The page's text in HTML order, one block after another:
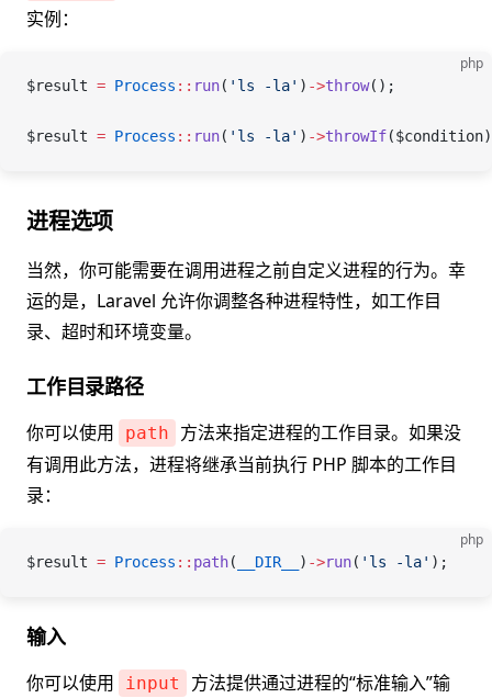
实例：
php
$result = Process :: run( 'ls -la' ) ->throw();
$result = Process :: run( 'ls -la' ) ->throwIf($condition
进程选项
当然，你可能需要在调用进程之前自定义进程的行为。幸
运的是，Laravel 允许你调整各种进程特性，如工作目
录、超时和环境变量。
工作目录路径
你可以使用 path
方法来指定进程的工作目录。如果没
有调用此方法，进程将继承当前执行 PHP 脚本的工作目
录：
php
$result = Process :: path( __DIR__ ) ->run( 'ls -la' );
输入
你可以使用 input
方法提供通过进程的“标准输入”输